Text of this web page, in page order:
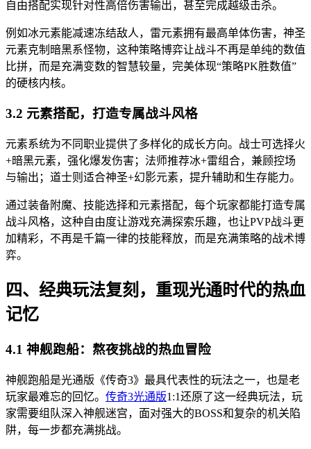
自由搭配实现针对性高倍伤害输出，甚至完成越级击杀。
例如冰元素能减速冻结敌人，雷元素拥有最高单体伤害，神圣
元素克制暗黑系怪物，这种策略博弈让战斗不再是单纯的数值
比拼，而是充满变数的智慧较量，完美体现“策略PK胜数值”
的硬核内核。
3.2 元素搭配，打造专属战斗风格
元素系统为不同职业提供了多样化的成长方向。战士可选择火
+暗黑元素，强化爆发伤害；法师推荐冰+雷组合，兼顾控场
与输出；道士则适合神圣+幻影元素，提升辅助和生存能力。
通过装备附魔、技能选择和元素搭配，每个玩家都能打造专属
战斗风格，这种自由度让游戏充满探索乐趣，也让PVP战斗更
加精彩，不再是千篇一律的技能释放，而是充满策略的战术博
弈。
四、经典玩法复刻，重现光通时代的热血
记忆
4.1 神舰跑船：熬夜挑战的热血冒险
神舰跑船是光通版《传奇3》最具代表性的玩法之一，也是老
玩家最难忘的回忆。 传奇3光通版1:1还原了这一经典玩法，玩
家需要组队深入神舰迷宫，面对强大的BOSS和复杂的机关陷
阱，每一步都充满挑战。